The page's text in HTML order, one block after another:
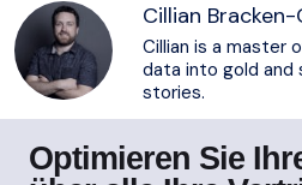
Cillian
Cillian is a master
data into gold
stories.
Optimieren Sie